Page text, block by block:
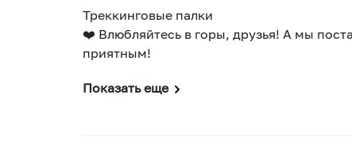
Треккинговые палки
❤️ Влюбляйтесь в горы, друзья! А мы
приятным!
Показать еще